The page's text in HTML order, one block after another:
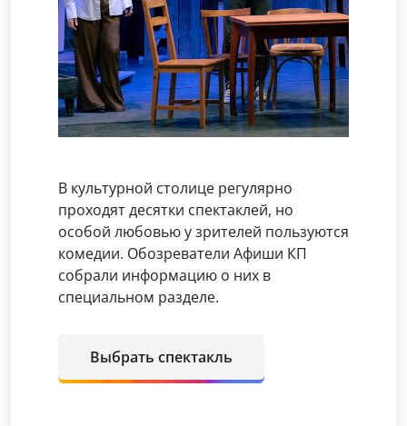
В культурной столице регулярно
проходят десятки спектаклей, но
особой любовью у зрителей пользуются
комедии. Обозреватели Афиши КП
собрали информацию о них в
специальном разделе.
Выбрать спектакль